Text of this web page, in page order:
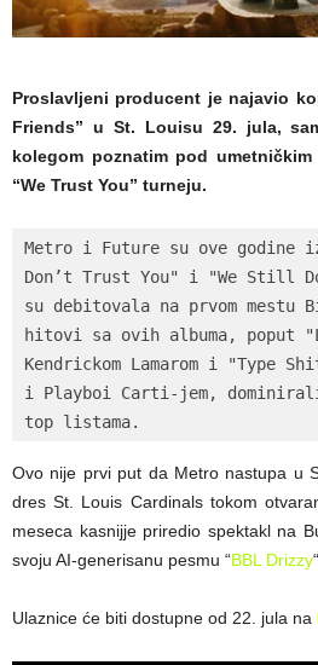
Proslavljeni producent je najavio
Friends” u St. Louisu 29. jula,
kolegom poznatim pod
“We Trust You” turneju.
Metro i Future su ove godine
Don’t Trust You" i "We Still
su debitovala na prvom
hitovi sa ovih albuma, poput
Kendrickom Lamarom i "Type
i Playboi Carti-jem,
top listama.
Ovo nije prvi put da Metro nastupa u
dres St. Louis Cardinals tokom
meseca kasnijje priredio spektakl na
svoju AI-generisanu pesmu “BBL Drizzy“.
Ulaznice će biti dostupne od 22. jula na